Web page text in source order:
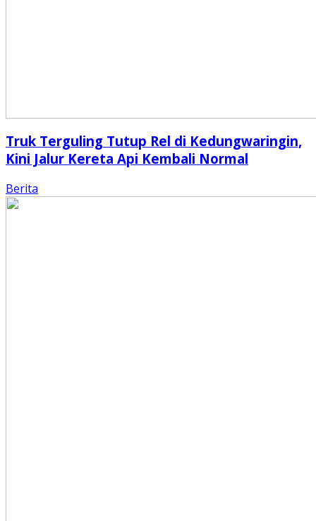
Truk Terguling Tutup Rel di Kedungwaringin,
Kini Jalur Kereta Api Kembali Normal
Berita